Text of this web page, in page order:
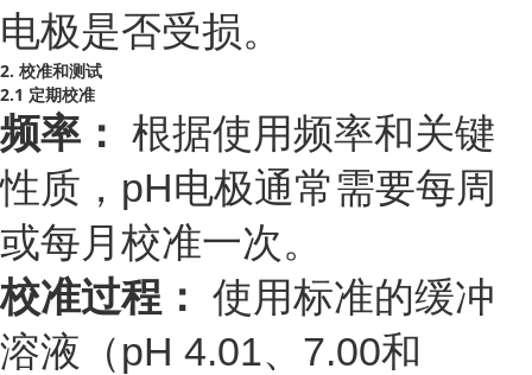
电极是否受损。
2. 校准和测试
2.1 定期校准
频率： 根据使用频率和关键
性质，pH电极通常需要每周
或每月校准一次。
校准过程： 使用标准的缓冲
溶液（pH 4.01、7.00和